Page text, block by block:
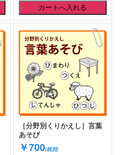
［分野別くりかえし］言葉
あそび
￥700(税別)